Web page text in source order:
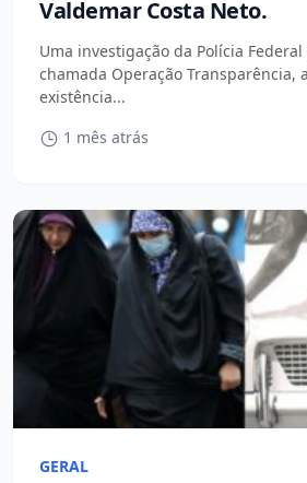
Valdemar Costa Neto.
Uma investigação da Polícia Federal
chamada Operação Transparência,
existência...
1 mês atrás
GERAL